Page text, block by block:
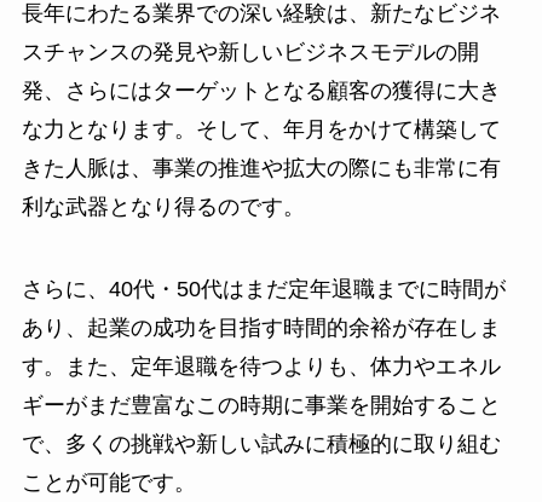
長年にわたる業界での深い経験は、新たなビジネ
スチャンスの発見や新しいビジネスモデルの開
発、さらにはターゲットとなる顧客の獲得に大き
な力となります。そして、年月をかけて構築して
きた人脈は、事業の推進や拡大の際にも非常に有
利な武器となり得るのです。
さらに、40代・50代はまだ定年退職までに時間が
あり、起業の成功を目指す時間的余裕が存在しま
す。また、定年退職を待つよりも、体力やエネル
ギーがまだ豊富なこの時期に事業を開始すること
で、多くの挑戦や新しい試みに積極的に取り組む
ことが可能です。